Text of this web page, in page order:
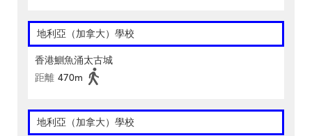
地利亞（加拿大）學校
香港鰂魚涌太古城
距離 470m
地利亞（加拿大）學校